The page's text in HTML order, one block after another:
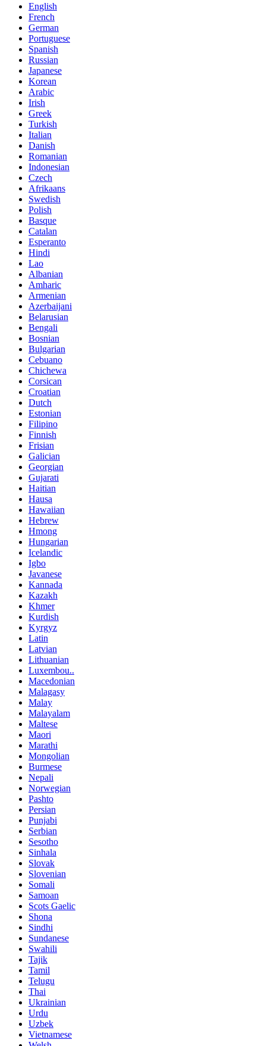
English
French
German
Portuguese
Spanish
Russian
Japanese
Korean
Arabic
Irish
Greek
Turkish
Italian
Danish
Romanian
Indonesian
Czech
Afrikaans
Swedish
Polish
Basque
Catalan
Esperanto
Hindi
Lao
Albanian
Amharic
Armenian
Azerbaijani
Belarusian
Bengali
Bosnian
Bulgarian
Cebuano
Chichewa
Corsican
Croatian
Dutch
Estonian
Filipino
Finnish
Frisian
Galician
Georgian
Gujarati
Haitian
Hausa
Hawaiian
Hebrew
Hmong
Hungarian
Icelandic
Igbo
Javanese
Kannada
Kazakh
Khmer
Kurdish
Kyrgyz
Latin
Latvian
Lithuanian
Luxembou..
Macedonian
Malagasy
Malay
Malayalam
Maltese
Maori
Marathi
Mongolian
Burmese
Nepali
Norwegian
Pashto
Persian
Punjabi
Serbian
Sesotho
Sinhala
Slovak
Slovenian
Somali
Samoan
Scots Gaelic
Shona
Sindhi
Sundanese
Swahili
Tajik
Tamil
Telugu
Thai
Ukrainian
Urdu
Uzbek
Vietnamese